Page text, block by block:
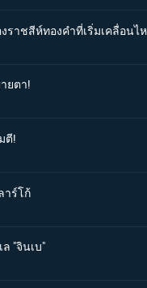
ราชสีห์ทองคำที่เริ่มเคลื่อนไ
ยตา!
ตี!
าร์โก้
"จินเบ"